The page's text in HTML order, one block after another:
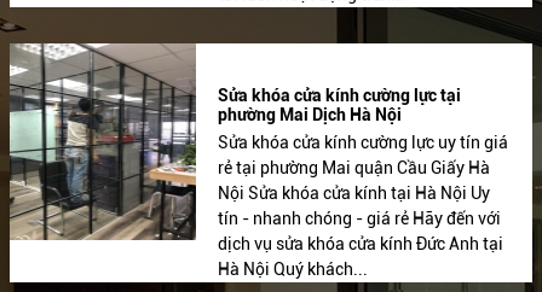
Sửa khóa cửa kính cường lực tại
phường Mai Dịch Hà Nội
Sửa khóa cửa kính cường lực uy tín giá
rẻ tại phường Mai quận Cầu Giấy Hà
Nội Sửa khóa cửa kính tại Hà Nội Uy
tín - nhanh chóng - giá rẻ Hãy đến với
dịch vụ sửa khóa cửa kính Đức Anh tại
Hà Nội Quý khách...